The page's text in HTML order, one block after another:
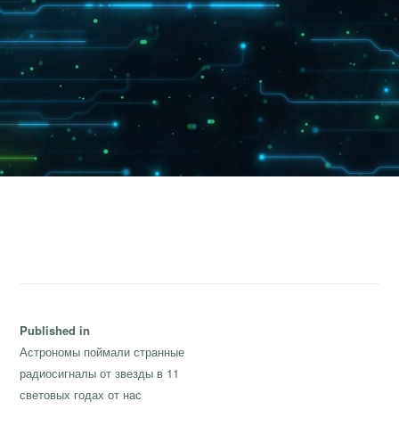
Навигация
по
записям
Published in
Астрономы поймали странные
радиосигналы от звезды в 11
световых годах от нас